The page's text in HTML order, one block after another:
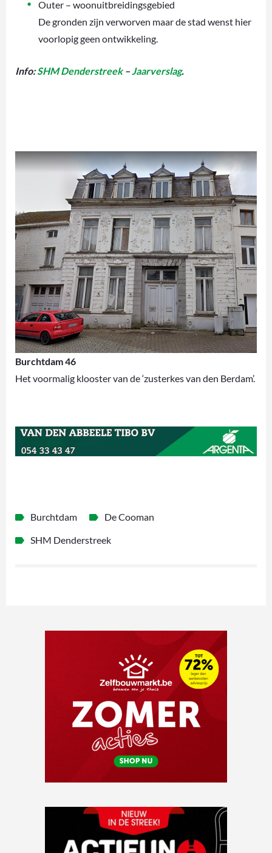
Outer – woonuitbreidingsgebied
De gronden zijn verworven maar de stad wenst hier
voorlopig geen ontwikkeling.
Info:SHM Denderstreek–Jaarverslag.
Burchtdam 46
Het voormalig klooster van de ‘zusterkes van den Berdam’.
Burchtdam
De Cooman
SHM Denderstreek